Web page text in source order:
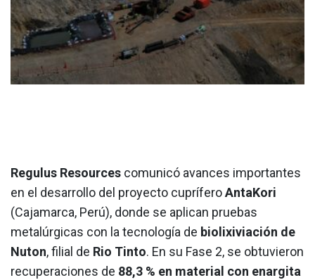
Regulus Resources comunicó avances importantes
en el desarrollo del proyecto cupríferoAntaKori
(Cajamarca, Perú), donde se aplican pruebas
metalúrgicas con la tecnología de biolixiviación de
Nuton, filial de Rio Tinto. En su Fase 2, se obtuvieron
recuperaciones de 88,3 % en material con enargita